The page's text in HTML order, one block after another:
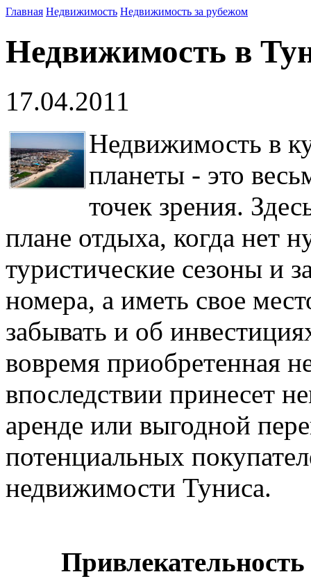
Главная Недвижимость Недвижимость за рубежом
Недвижимость в
17.04.2011
Недвижимость в
планеты - это
точек зрения.
плане отдыха, когда нет
туристические сезоны и
номера, а иметь свое
забывать и об
вовремя приобретенная
впоследствии принесет
аренде или выгодной
потенциальных
недвижимости Туниса.